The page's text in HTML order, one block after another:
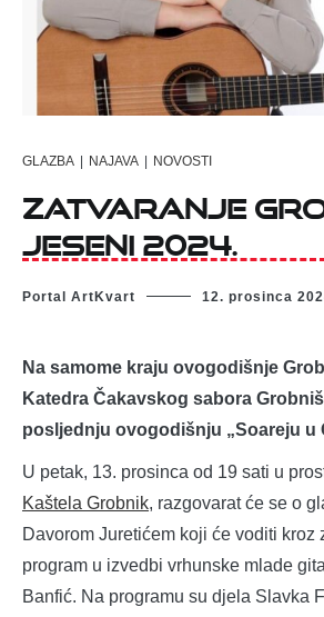
GLAZBA | NAJAVA | NOVOSTI
Zatvaranje
jeseni 2024.
Portal ArtKvart 12. prosinca
Na samome kraju ovogodišnje
Katedra Čakavskog sabora
posljednju ovogodišnju „Soareju u
U petak, 13. prosinca od 19 sati u
Kaštela Grobnik, razgovarat će se o
Davorom Juretićem koji će voditi kroz
program u izvedbi vrhunske mlade
Banfić. Na programu su djela Slavka